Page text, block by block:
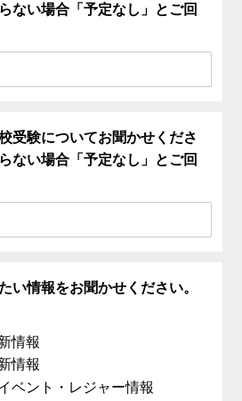
ない場合「予定なし」とご回
受験についてお聞かせくださ
ない場合「予定なし」とご回
い情報をお聞かせください。
情報
情報
ベント・レジャー情報